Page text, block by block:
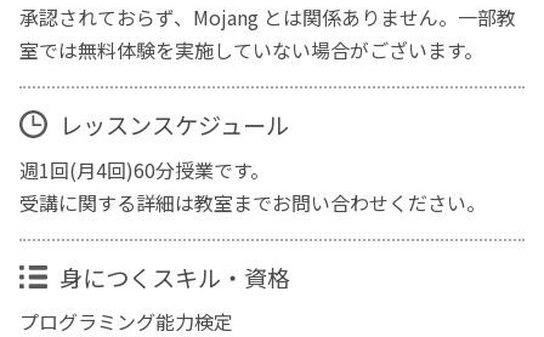
承認されておらず、Mojang とは関係ありません。一部教
室では無料体験を実施していない場合がございます。
レッスンスケジュール
週1回(月4回)60分授業です。
受講に関する詳細は教室までお問い合わせください。
身につくスキル・資格
プログラミング能力検定